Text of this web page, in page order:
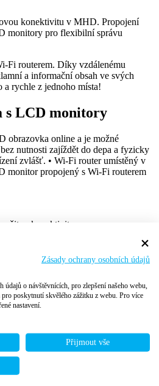
konektivitu v MHD. Propojení
monitory pro flexibilní správu
Fi routerem. Díky vzdálenému
a informační obsah ve svých
a rychle z jednoho místa!
LCD monitory
obrazovka online a je možné
nutnosti zajíždět do depa a fyzicky
zvlášť. • Wi-Fi router umístěný v
monitor propojený s Wi-Fi routerem
konektivitu ve voze.
mobilního Wi-Fi routeru. Rychle a
je ideálním řešením pro
autobusu.
Zásady ochrany osobních údajů
údajů o návštěvnících, pro zlepšení našeho webu,
pro poskytnutí skvělého zážitku z webu. Pro více
nastavení.
Přijmout vše